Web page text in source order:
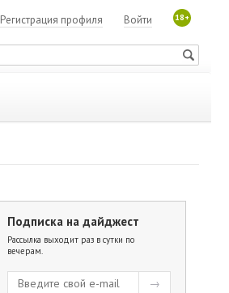
18+
Войти
Регистрация профиля
Подписка на дайджест
Рассылка выходит раз в сутки по
вечерам.